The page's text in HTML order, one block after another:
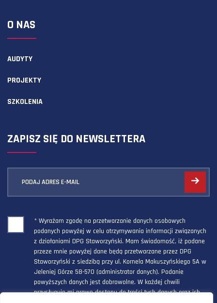
O NAS
AUDYTY
PROJEKTY
SZKOLENIA
ZAPISZ SIĘ DO NEWSLETTERA
PODAJ ADRES E-MAIL
* Wyrażam zgodę na przetwarzanie danych osobowych
podanych powyżej w celu otrzymywania informacji związanych
z działaniami DPG Staworzyński. Mam świadomość, iż podane
przeze mnie powyżej dane będą przetwarzane przez DPG
Staworzyński z siedzibą przy ul. Kornela Makuszyńskiego 5A w
Jeleniej Górze 58-570 (administrator danych). Podanie
powyższych danych jest dobrowolne. W każdej chwili
przysługuje mi prawo dostępu do treści tych danych oraz ich